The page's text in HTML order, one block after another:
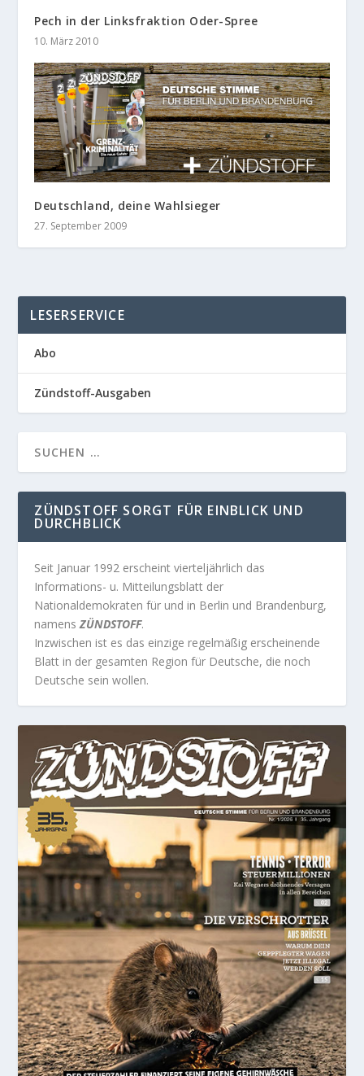
Pech in der Linksfraktion Oder-Spree
10. März 2010
Deutschland, deine Wahlsieger
27. September 2009
LESERSERVICE
Abo
Zündstoff-Ausgaben
ZÜNDSTOFF SORGT FÜR EINBLICK UND
DURCHBLICK
Seit Januar 1992 erscheint vierteljährlich das
Informations- u. Mitteilungsblatt der
Nationaldemokraten für und in Berlin und Brandenburg,
namensZÜNDSTOFF.
Inzwischen ist es das einzige regelmäßig erscheinende
Blatt in der gesamten Region für Deutsche, die noch
Deutsche sein wollen.